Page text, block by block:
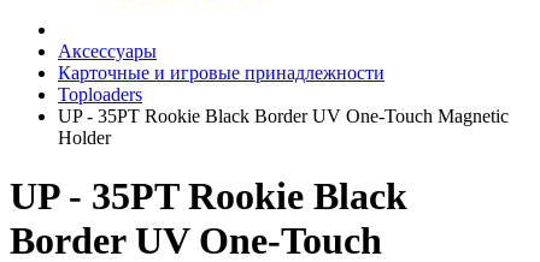
Аксессуары
Карточные и игровые принадлежности
Toploaders
UP - 35PT Rookie Black Border UV One-Touch Magnetic
Holder
UP - 35PT Rookie Black
Border UV One-Touch